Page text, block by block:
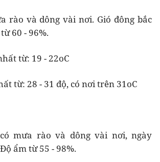
rào và dông vài nơi. Gió đông bắc
60 - 96%.
từ: 19 - 22oC
từ: 28 - 31 độ, có nơi trên 31oC
mưa rào và dông vài nơi, ngày
ẩm từ 55 - 98%.